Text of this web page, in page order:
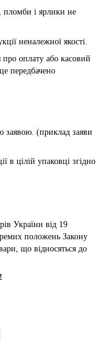
пломби і ярлики не
неналежної якості.
оплату або касовий
передбачено
заявою. (приклад заяви
в цілій упаковці згідно
України від 19
положень Закону
що відносяться до